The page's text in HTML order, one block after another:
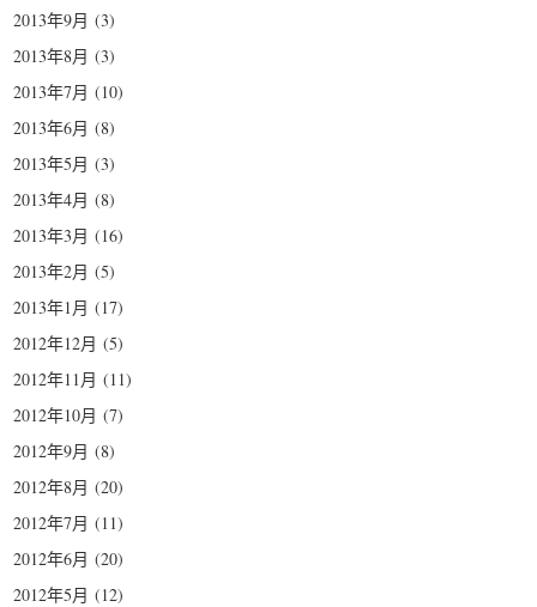
2013年9月 (3)
2013年8月 (3)
2013年7月 (10)
2013年6月 (8)
2013年5月 (3)
2013年4月 (8)
2013年3月 (16)
2013年2月 (5)
2013年1月 (17)
2012年12月 (5)
2012年11月 (11)
2012年10月 (7)
2012年9月 (8)
2012年8月 (20)
2012年7月 (11)
2012年6月 (20)
2012年5月 (12)